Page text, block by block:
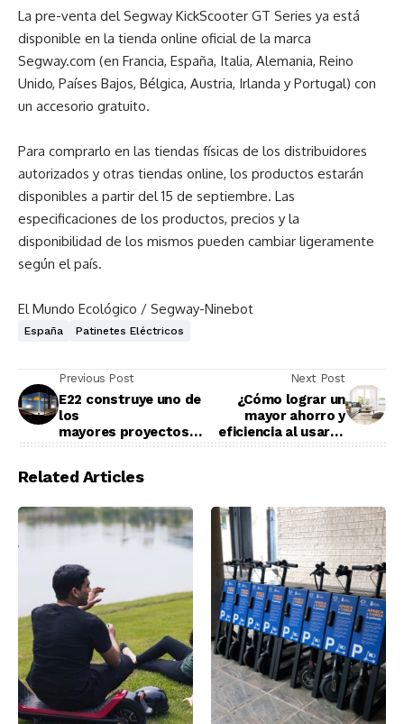
La pre-venta del Segway KickScooter GT Series ya está
disponible en la tienda online oficial de la marca
Segway.com (en Francia, España, Italia, Alemania, Reino
Unido, Países Bajos, Bélgica, Austria, Irlanda y Portugal) con
un accesorio gratuito.
Para comprarlo en las tiendas físicas de los distribuidores
autorizados y otras tiendas online, los productos estarán
disponibles a partir del 15 de septiembre. Las
especificaciones de los productos, precios y la
disponibilidad de los mismos pueden cambiar ligeramente
según el país.
El Mundo Ecológico / Segway-Ninebot
España Patinetes Eléctricos
Previous Post
E22 construye uno de
los
mayores proyectos
Next Post
¿Cómo lograr un
mayor ahorro y
eficiencia al usar el
Related Articles